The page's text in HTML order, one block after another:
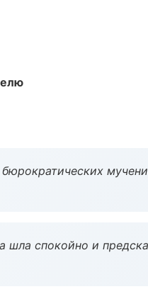
шла спокойно и